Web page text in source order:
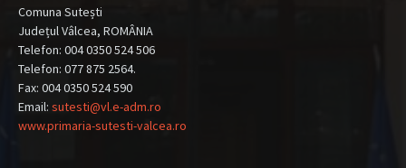
Comuna Sutești
Județul Vâlcea, ROMÂNIA
Telefon: 004 0350 524 506
Telefon: 077 875 2564.
Fax: 004 0350 524 590
Email: sutesti@vl.e-adm.ro
www.primaria-sutesti-valcea.ro